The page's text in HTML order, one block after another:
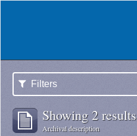
Filters
Showing 2 results
Archival description